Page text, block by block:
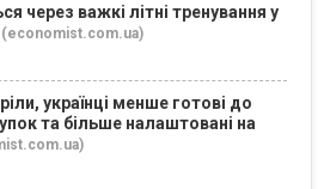
через важкі літні тренування у
(economist.com.ua)
українці менше готові до
та більше налаштовані на